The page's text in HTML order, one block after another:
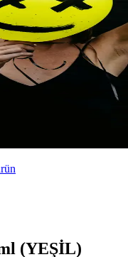
(YEŞİL)